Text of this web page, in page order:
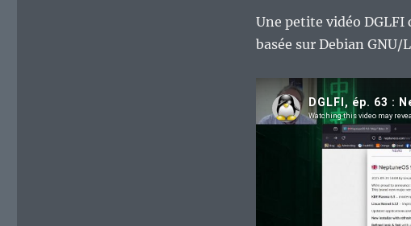
Une petite vidéo
basée sur Debian GNU/